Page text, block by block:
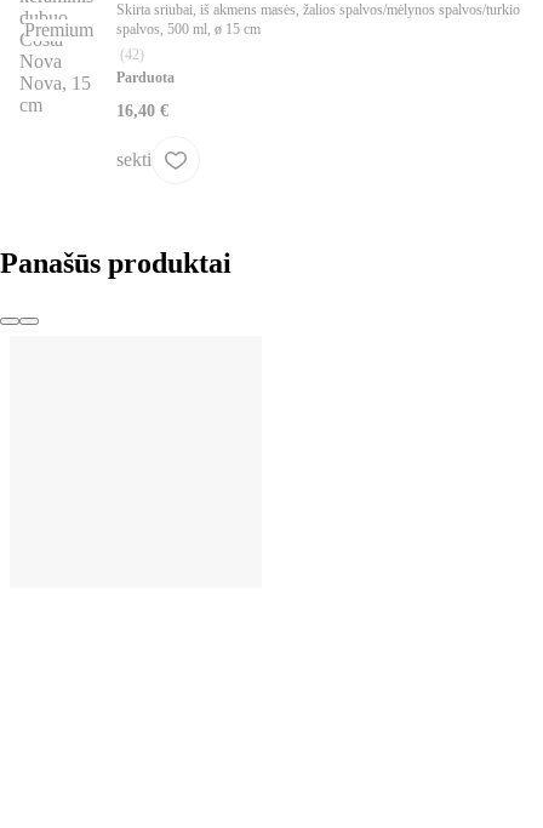
Premium
Skirta sriubai, iš akmens masės, žalios spalvos/mėlynos spalvos/turkio
spalvos, 500 ml, ø 15 cm
(42)
Parduota
16,40 €
sekti
Panašūs produktai